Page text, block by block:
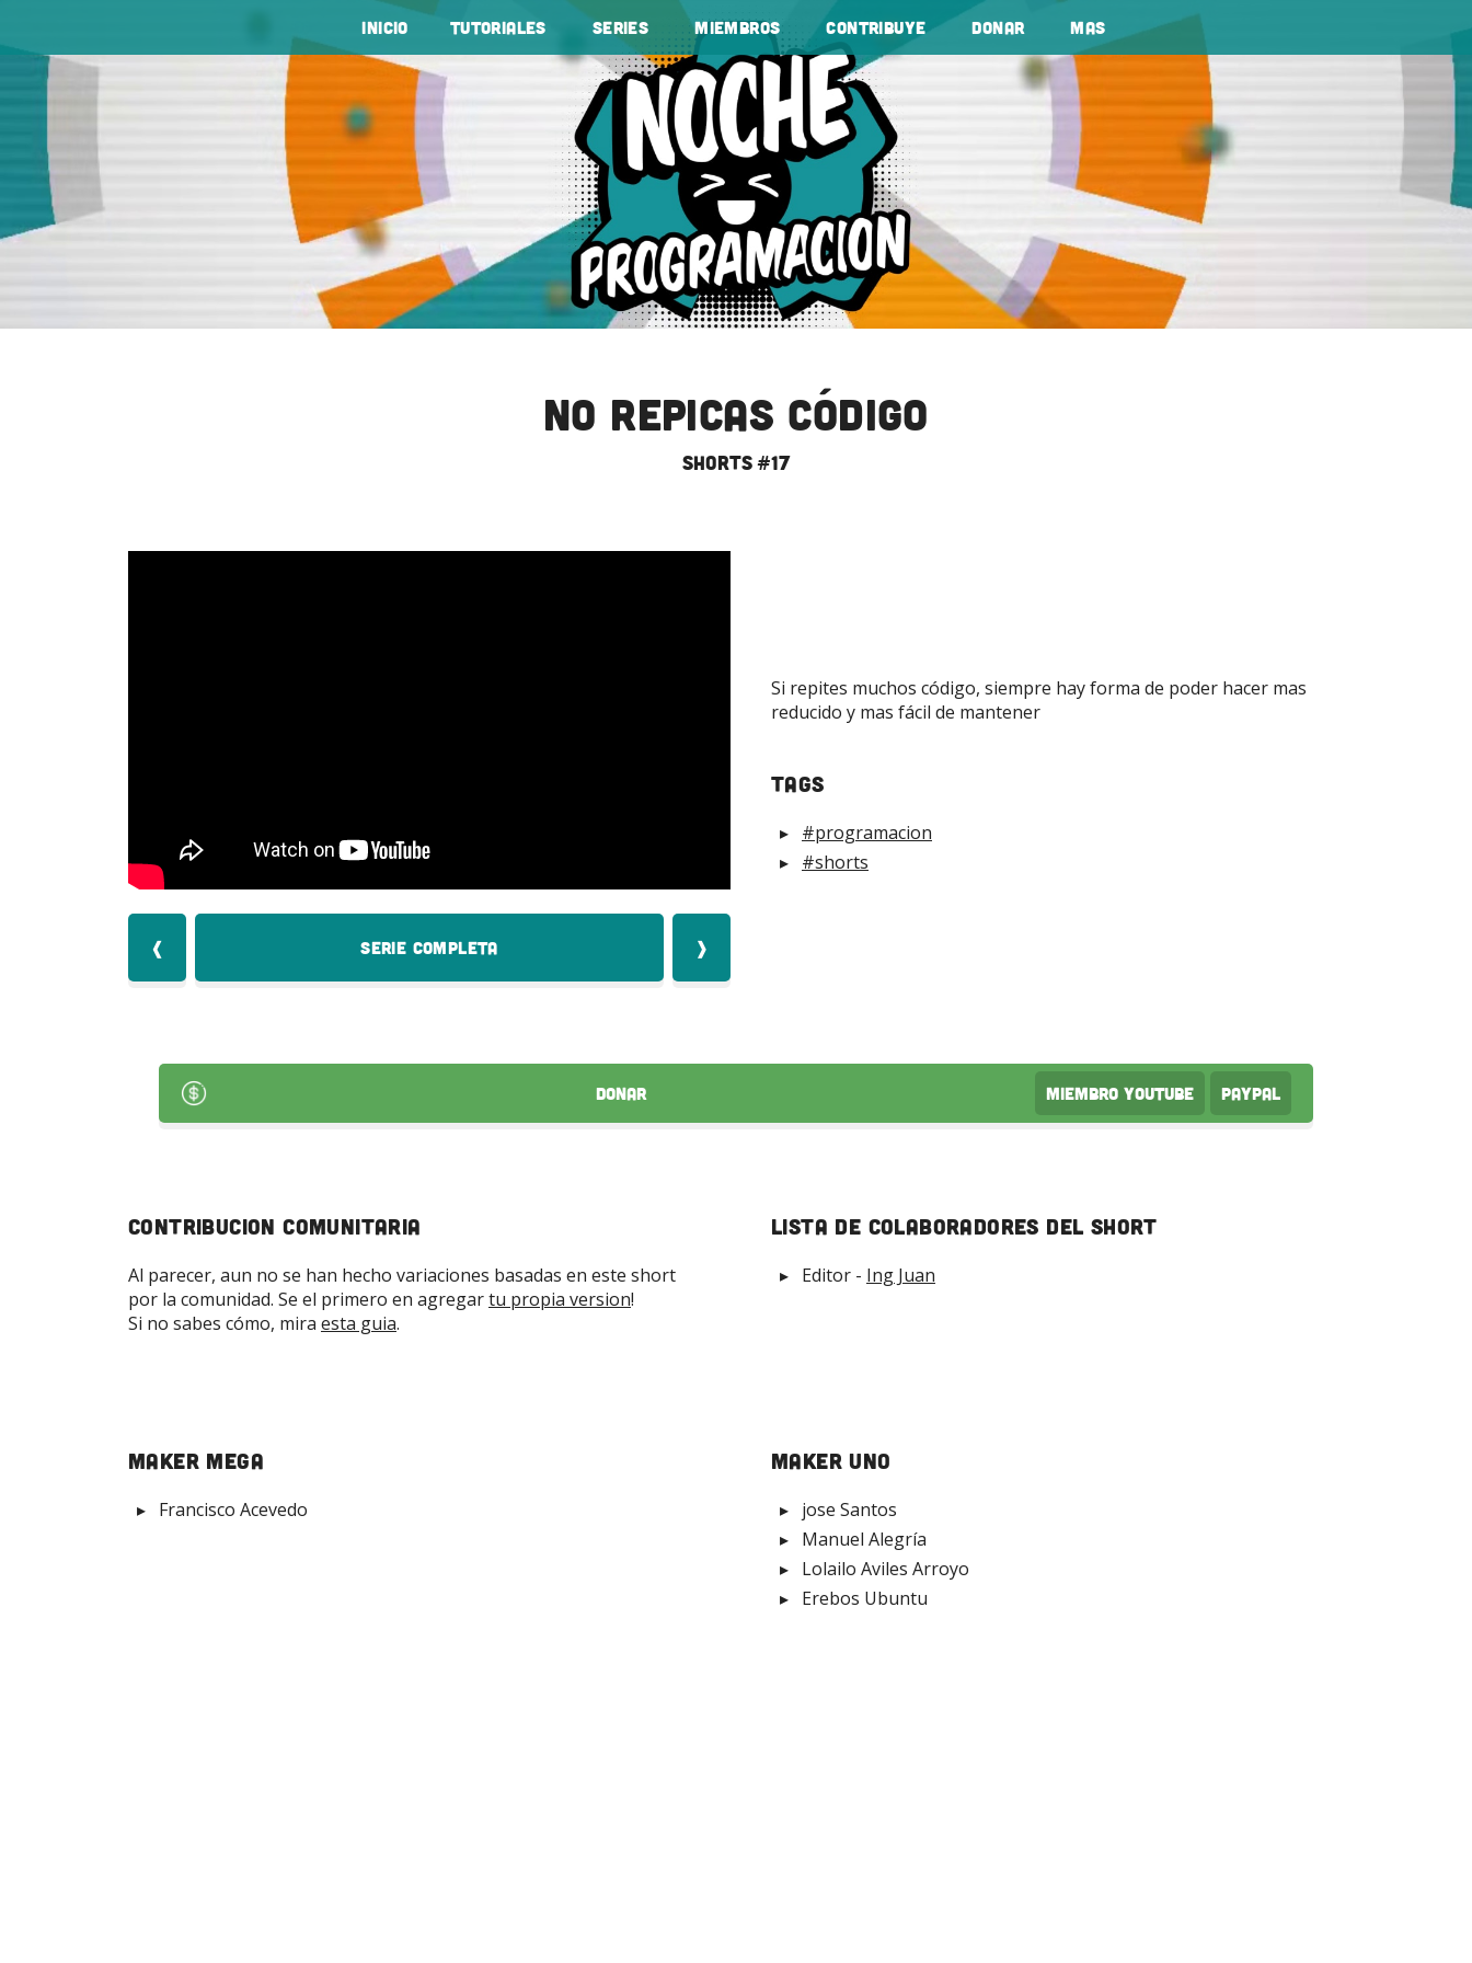
Inicio tutoriales Series Miembros Contribuye Donar Mas
No repicas código
shorts #17
❰ Serie Completa ❱
Si repites muchos código, siempre hay forma de poder hacer mas
reducido y mas fácil de mantener
tags
#programacion
#shorts
Donar Miembro Youtube PayPal
Contribucion Comunitaria
Al parecer, aun no se han hecho variaciones basadas en este short
por la comunidad. Se el primero en agregartu propia version!
Si no sabes cómo, mira esta guia.
Lista de Colaboradores del short
Editor - Ing Juan
Maker Mega
Francisco Acevedo
Maker Uno
jose Santos
Manuel Alegría
Lolailo Aviles Arroyo
Erebos Ubuntu